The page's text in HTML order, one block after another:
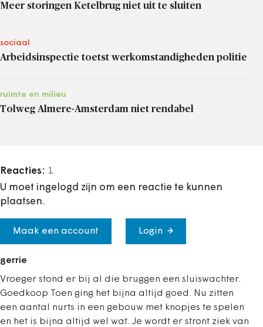
Meer storingen Ketelbrug niet uit te sluiten
sociaal
Arbeidsinspectie toetst werkomstandigheden politie
ruimte en milieu
Tolweg Almere-Amsterdam niet rendabel
Reacties: 1
U moet ingelogd zijn om een reactie te kunnen
plaatsen.
Maak een account Login
gerrie
Vroeger stond er bij al die bruggen een sluiswachter.
Goedkoop Toen ging het bijna altijd goed. Nu zitten
een aantal nurts in een gebouw met knopjes te spelen
en het is bijna altijd wel wat. Je wordt er stront ziek van